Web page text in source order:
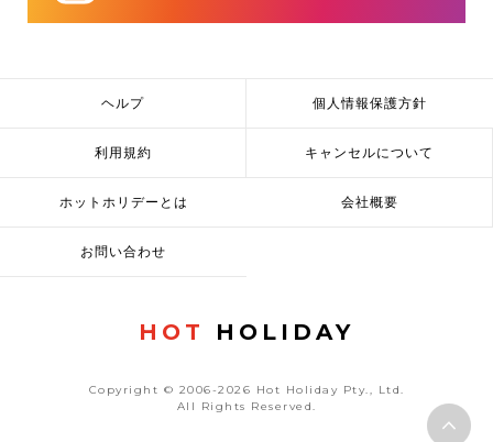
ヘルプ 個人情報保護方針
利用規約 キャンセルについて
ホットホリデーとは 会社概要
お問い合わせ
HOT HOLIDAY
Copyright © 2006-2026 Hot Holiday Pty., Ltd.
All Rights Reserved.